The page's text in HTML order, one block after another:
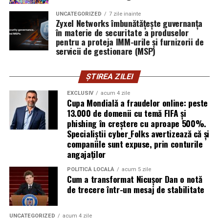
explică Horațiu Șimon, Chief Technology Officer
cyber_Folks România.
Subiectul a fost semnalat și de FBI, care a inclus în
informările din ultima lună amenințările asociate
operațiuni de dezinformare.
Avertismentele publice s-au concentrat în principal
asupra fanilor și infrastructurii orașelor gazdă, însă
specialiștii atrag atenția că firmele pot fi afectate
inclusiv atunci când nu au nicio legătură directă cu
industria sportului, turismului sau vânzarea de bilete.
Atacurile sunt mai eficiente în contextul
evenimentelor globale
Campaniile de phishing asociate evenimentelor
importante profită de interesul public ridicat, de
UNCATEGORIZED 7 zile inainte
Zyxel Networks îmbunătățește guvernanța
în materie de securitate a produselor
pentru a proteja IMM-urile și furnizorii de
servicii de gestionare (MSP)
ȘTIREA ZILEI
EXCLUSIV acum 4 zile
Cupa Mondială a fraudelor online: peste
13.000 de domenii cu temă FIFA și
phishing în creștere cu aproape 500%.
Specialiștii cyber_Folks avertizează că și
companiile sunt expuse, prin conturile
angajaților
POLITICĂ LOCALĂ acum 5 zile
Cum a transformat Nicușor Dan o notă
de trecere într-un mesaj de stabilitate
UNCATEGORIZED acum 4 zile